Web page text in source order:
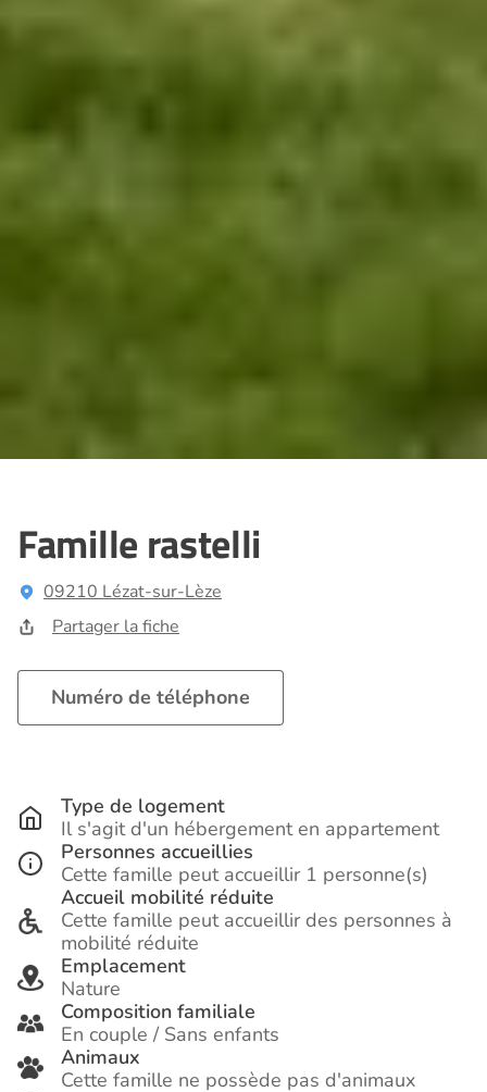
Famille rastelli
09210 Lézat-sur-Lèze
Partager la fiche
Numéro de téléphone
Type de logement
Il s'agit d'un hébergement en appartement
Personnes accueillies
Cette famille peut accueillir 1 personne(s)
Accueil mobilité réduite
Cette famille peut accueillir des personnes à
mobilité réduite
Emplacement
Nature
Composition familiale
En couple / Sans enfants
Animaux
Cette famille ne possède pas d'animaux